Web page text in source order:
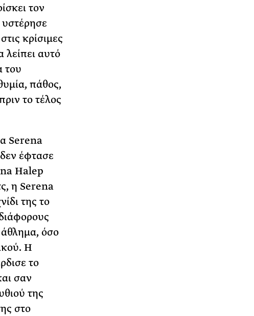
τον
κρίσιμες
λείπει αυτό
του
πάθος,
το τέλος
Serena
έφτασε
Halep
η Serena
της το
άθλημα, όσο
Η
το
σαν
της
στο